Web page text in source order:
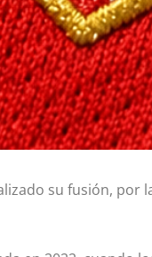
su fusión,